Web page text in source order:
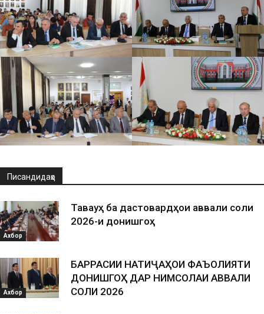
Писандидаҳо
Ахбор
Таваҷҷуҳ ба дастовардҳои аввали соли
2026-и донишгоҳ
Ахбор
БАРРАСИИ НАТИҶАҲОИ ФАЪОЛИЯТИ
ДОНИШГОҲ ДАР НИМСОЛАИ АВВАЛИ
СОЛИ 2026